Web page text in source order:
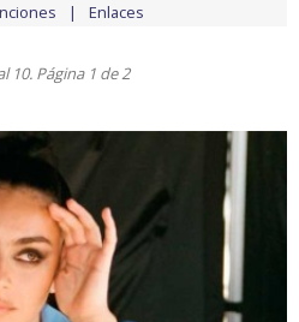
Enlaces
10. Página 1 de 2